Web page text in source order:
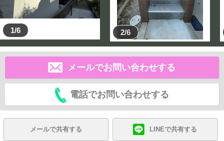
1/6 2/6
メールでお問い合わせする
電話でお問い合わせする
メールで共有する LINEで共有する